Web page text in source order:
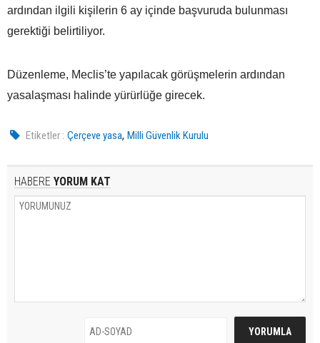
ardından ilgili kişilerin 6 ay içinde başvuruda bulunması
gerektiği belirtiliyor.
Düzenleme, Meclis’te yapılacak görüşmelerin ardından
yasalaşması halinde yürürlüğe girecek.
Etiketler : Çerçeve yasa,Milli Güvenlik Kurulu
HABERE YORUM KAT